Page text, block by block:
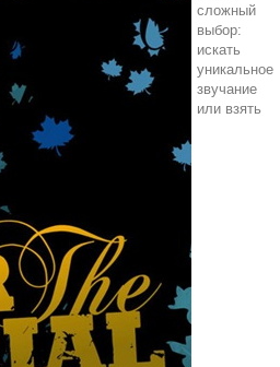
сложный
выбор:
искать
уникальное
звучание
или взять